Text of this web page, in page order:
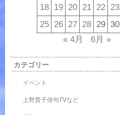
18 19 20 21 22 23
25 26 27 28 29 30
« 4月
6月 »
カテゴリー
イベント
上野貴子俳句TVなど